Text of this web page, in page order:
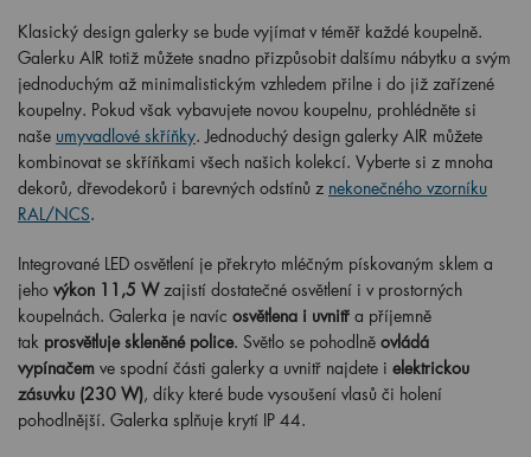
Klasický design galerky se bude vyjímat v téměř každé koupelně.
Galerku AIR totiž můžete snadno přizpůsobit dalšímu nábytku a svým
jednoduchým až minimalistickým vzhledem přilne i do již zařízené
koupelny. Pokud však vybavujete novou koupelnu, prohlédněte si
naše umyvadlové skříňky. Jednoduchý design galerky AIR můžete
kombinovat se skříňkami všech našich kolekcí. Vyberte si z mnoha
dekorů, dřevodekorů i barevných odstínů z nekonečného vzorníku
RAL/NCS.
Integrované LED osvětlení je překryto mléčným pískovaným sklem a
jeho výkon 11,5 W zajistí dostatečné osvětlení i v prostorných
koupelnách. Galerka je navíc osvětlena i uvnitř a příjemně
tak prosvětluje skleněné police. Světlo se pohodlně ovládá
vypínačem ve spodní části galerky a uvnitř najdete i elektrickou
zásuvku (230 W), díky které bude vysoušení vlasů či holení
pohodlnější. Galerka splňuje krytí IP 44.